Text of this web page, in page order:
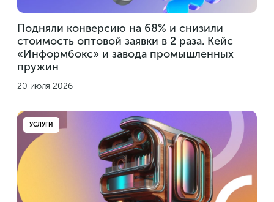
Подняли конверсию на 68% и снизили
стоимость оптовой заявки в 2 раза. Кейс
«Информбокс» и завода промышленных
пружин
20 июля 2026
УСЛУГИ